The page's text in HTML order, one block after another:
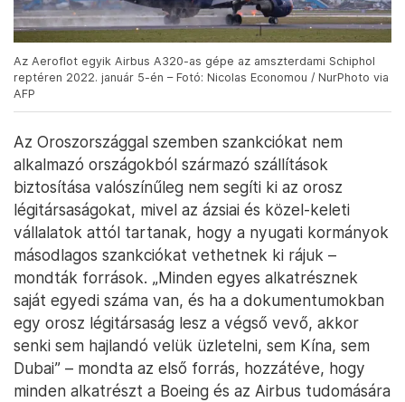
Az Aeroflot egyik Airbus A320-as gépe az amszterdami Schiphol
reptéren 2022. január 5-én – Fotó: Nicolas Economou / NurPhoto via
AFP
Az Oroszországgal szemben szankciókat nem
alkalmazó országokból származó szállítások
biztosítása valószínűleg nem segíti ki az orosz
légitársaságokat, mivel az ázsiai és közel-keleti
vállalatok attól tartanak, hogy a nyugati kormányok
másodlagos szankciókat vethetnek ki rájuk –
mondták források. „Minden egyes alkatrésznek
saját egyedi száma van, és ha a dokumentumokban
egy orosz légitársaság lesz a végső vevő, akkor
senki sem hajlandó velük üzletelni, sem Kína, sem
Dubai” – mondta az első forrás, hozzátéve, hogy
minden alkatrészt a Boeing és az Airbus tudomására